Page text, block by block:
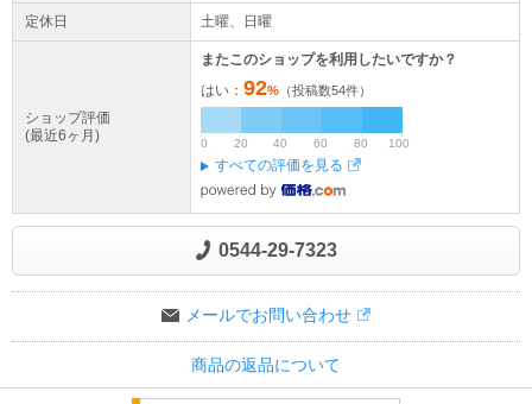
定休日 土曜、日曜
ショップ評価
(最近6ヶ月)
またこのショップを利用したいですか？
はい： 92% （投稿数54件）
0 20 40 60 80 100
すべての評価を見る
0544-29-7323
メールでお問い合わせ
商品の返品について